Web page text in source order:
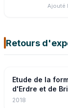
Ajouté
Retours
Etude de la
d'Erdre et de
2018